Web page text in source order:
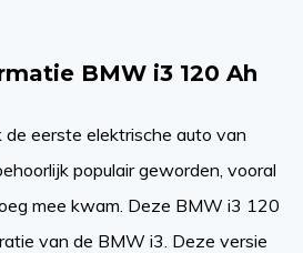
BMW i3 120 Ah
eerste elektrische auto van
populair geworden, vooral
mee kwam. Deze BMW i3 120
van de BMW i3. Deze versie